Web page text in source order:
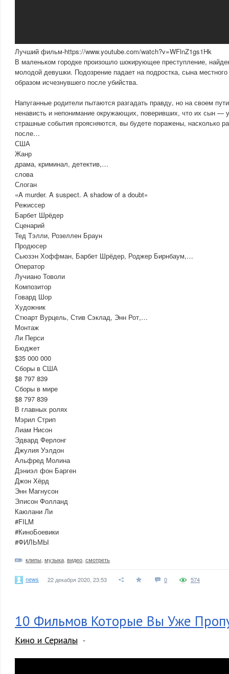
Лучший фильм-https://www.youtube.com/watch?v=WFlnZ1gs1Hk
В маленьком городке произошло шокирующее преступление,
молодой девушки. Подозрение падает на подростка, сына
образом исчезнувшего после убийства.
Напуганные родители пытаются разгадать правду, но на своем
ненависть и непонимание окружающих, поверивших, что их сын —
страшные события проясняются, вы будете поражены, насколько
после…
США
Жанр
драма, криминал, детектив,…
слова
Слоган
«A murder. A suspect. A shadow of a doubt»
Режиссер
Барбет Шрёдер
Сценарий
Тед Тэлли, Розеллен Браун
Продюсер
Сьюзэн Хоффман, Барбет Шрёдер, Роджер Бирнбаум,…
Оператор
Лучиано Товоли
Композитор
Говард Шор
Художник
Стюарт Вурцель, Стив Сэклад, Энн Рот,…
Монтаж
Ли Перси
Бюджет
$35 000 000
Сборы в США
$8 797 839
Сборы в мире
$8 797 839
В главных ролях
Мэрил Стрип
Лиам Нисон
Эдвард Ферлонг
Джулия Уэлдон
Альфред Молина
Дэниэл фон Барген
Джон Хёрд
Энн Магнусон
Элисон Фолланд
Каюлани Ли
#FILM
#КиноБоевики
#ФИЛЬМЫ
клипы музыка видео смотреть
news 22 декабря 2020, 23:53 0 574
10 Фильмов Которые Вы Уже
Кино и Сериалы